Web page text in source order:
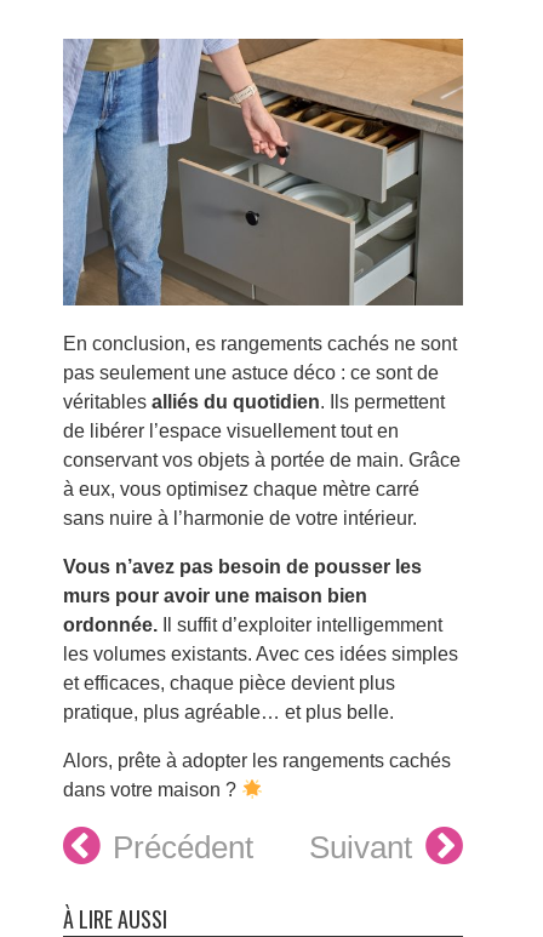
En conclusion, es rangements cachés ne sont
pas seulement une astuce déco : ce sont de
véritables alliés du quotidien. Ils permettent
de libérer l’espace visuellement tout en
conservant vos objets à portée de main. Grâce
à eux, vous optimisez chaque mètre carré
sans nuire à l’harmonie de votre intérieur.
Vous n’avez pas besoin de pousser les
murs pour avoir une maison bien
ordonnée.Il suffit d’exploiter intelligemment
les volumes existants. Avec ces idées simples
et efficaces, chaque pièce devient plus
pratique, plus agréable… et plus belle.
Alors, prête à adopter les rangements cachés
dans votre maison ?
Précédent Suivant
À LIRE AUSSI